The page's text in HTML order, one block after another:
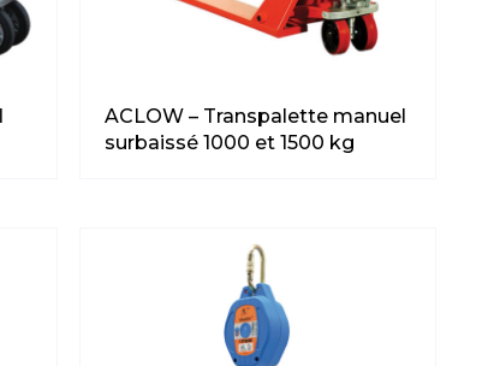
ACLOW – Transpalette manuel
surbaissé 1000 et 1500 kg